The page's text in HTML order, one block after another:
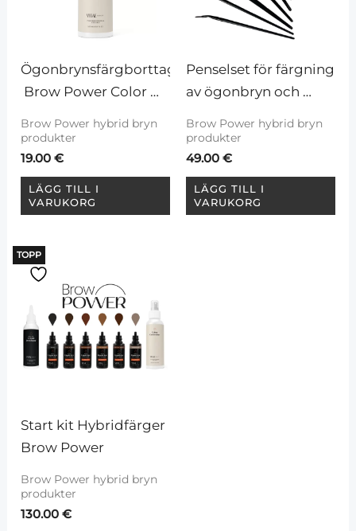
Ögonbrynsfärgborttagare
Brow Power Color
Brow Power hybrid bryn
produkter
19.00€
LÄGG TILL I
VARUKORG
Penselset för färgning
av ögonbryn och
Brow Power hybrid bryn
produkter
49.00 €
LÄGG TILL I
VARUKORG
TOPP
Start kit Hybridfärger
Brow Power
Brow Power hybrid bryn
produkter
130.00€